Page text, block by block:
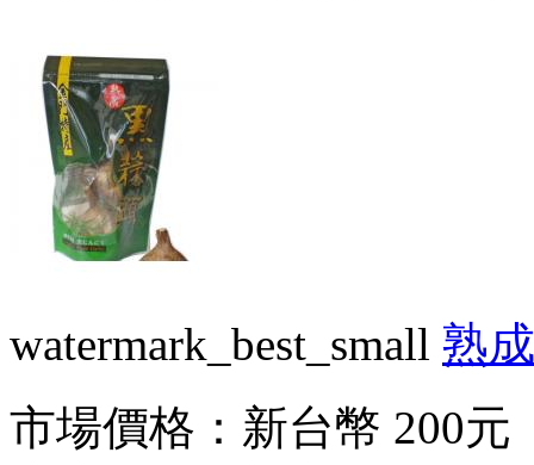
watermark_best_small 熟
市場價格： 新台幣 200元